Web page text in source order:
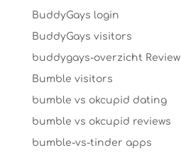
BuddyGays login
BuddyGays visitors
buddygays-overzicht Review
Bumble visitors
bumble vs okcupid dating
bumble vs okcupid reviews
bumble-vs-tinder apps